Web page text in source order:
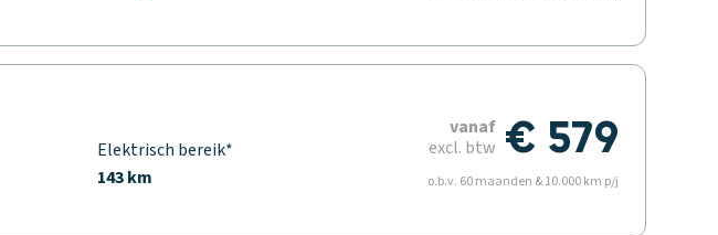
Elektrisch bereik*
143 km
€ 579
vanaf
excl. btw
o.b.v. 60 maanden & 10.000 km p/j